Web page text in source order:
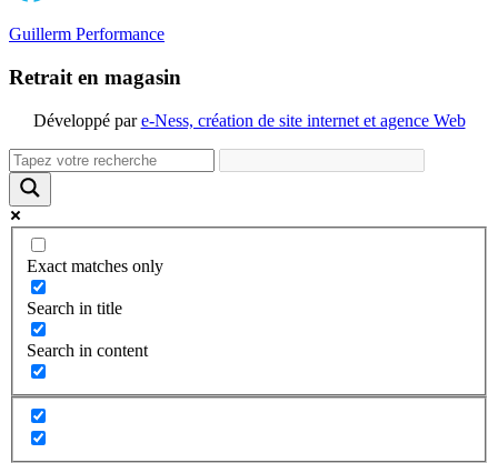
Guillerm Performance
Retrait en magasin
Développé pare-Ness, création de site internet et agence Web
Exact matches only
Search in title
Search in content